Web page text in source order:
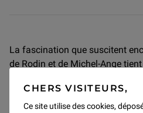
CHERS VISITEURS,
Ce site utilise des cookies,
La fascination que suscitent
de Rodin et de Michel-Ange
parties polies, visibilité de la
impression que l’œuvre laisse